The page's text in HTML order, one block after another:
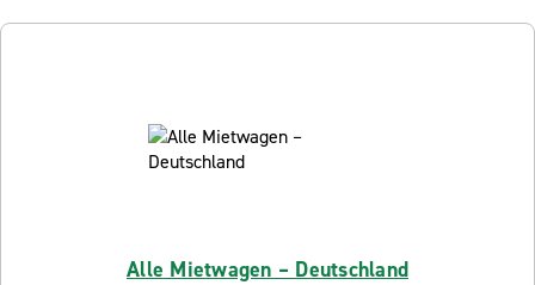
Alle Mietwagen – Deutschland